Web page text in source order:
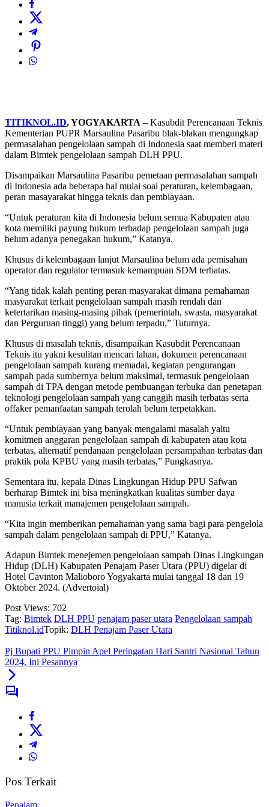
TITIKNOL.ID, YOGYAKARTA – Kasubdit Perencanaan Teknis
Kementerian PUPR Marsaulina Pasaribu blak-blakan mengungkap
permasalahan pengelolaan sampah di Indonesia saat memberi materi
dalam Bimtek pengelolaan sampah DLH PPU.
Disampaikan Marsaulina Pasaribu pemetaan permasalahan sampah
di Indonesia ada beberapa hal mulai soal peraturan, kelembagaan,
peran masayarakat hingga teknis dan pembiayaan.
“Untuk peraturan kita di Indonesia belum semua Kabupaten atau
kota memiliki payung hukum terhadap pengelolaan sampah juga
belum adanya penegakan hukum,” Katanya.
Khusus di kelembagaan lanjut Marsaulina belum ada pemisahan
operator dan regulator termasuk kemampuan SDM terbatas.
“Yang tidak kalah penting peran masyarakat dimana pemahaman
masyarakat terkait pengelolaan sampah masih rendah dan
ketertarikan masing-masing pihak (pemerintah, swasta, masyarakat
dan Perguruan tinggi) yang belum terpadu,” Tuturnya.
Khusus di masalah teknis, disampaikan Kasubdit Perencanaan
Teknis itu yakni kesulitan mencari lahan, dokumen perencanaan
pengelolaan sampah kurang memadai, kegiatan pengurangan
sampah pada sumbernya belum maksimal, termasuk pengelolaan
sampah di TPA dengan metode pembuangan terbuka dan penetapan
teknologi pengelolaan sampah yang canggih masih terbatas serta
offaker pemanfaatan sampah terolah belum terpetakkan.
“Untuk pembiayaan yang banyak mengalami masalah yaitu
komitmen anggaran pengelolaan sampah di kabupaten atau kota
terbatas, alternatif pendanaan pengelolaan persampahan terbatas dan
praktik pola KPBU yang masih terbatas,” Pungkasnya.
Sementara itu, kepala Dinas Lingkungan Hidup PPU Safwan
berharap Bimtek ini bisa meningkatkan kualitas sumber daya
manusia terkait manajemen pengelolaan sampah.
“Kita ingin memberikan pemahaman yang sama bagi para pengelola
sampah dalam pengelolaan sampah di PPU,” Katanya.
Adapun Bimtek menejemen pengelolaan sampah Dinas Lingkungan
Hidup (DLH) Kabupaten Penajam Paser Utara (PPU) digelar di
Hotel Cavinton Malioboro Yogyakarta mulai tanggal 18 dan 19
Oktober 2024. (Advertoial)
Post Views: 702
Tag: Bimtek DLH PPU penajam paser utara Pengelolaan sampah
Titiknol.idTopik: DLH Penajam Paser Utara
Pj Bupati PPU Pimpin Apel Peringatan Hari Santri Nasional Tahun
2024, Ini Pesannya
Pos Terkait
Penajam